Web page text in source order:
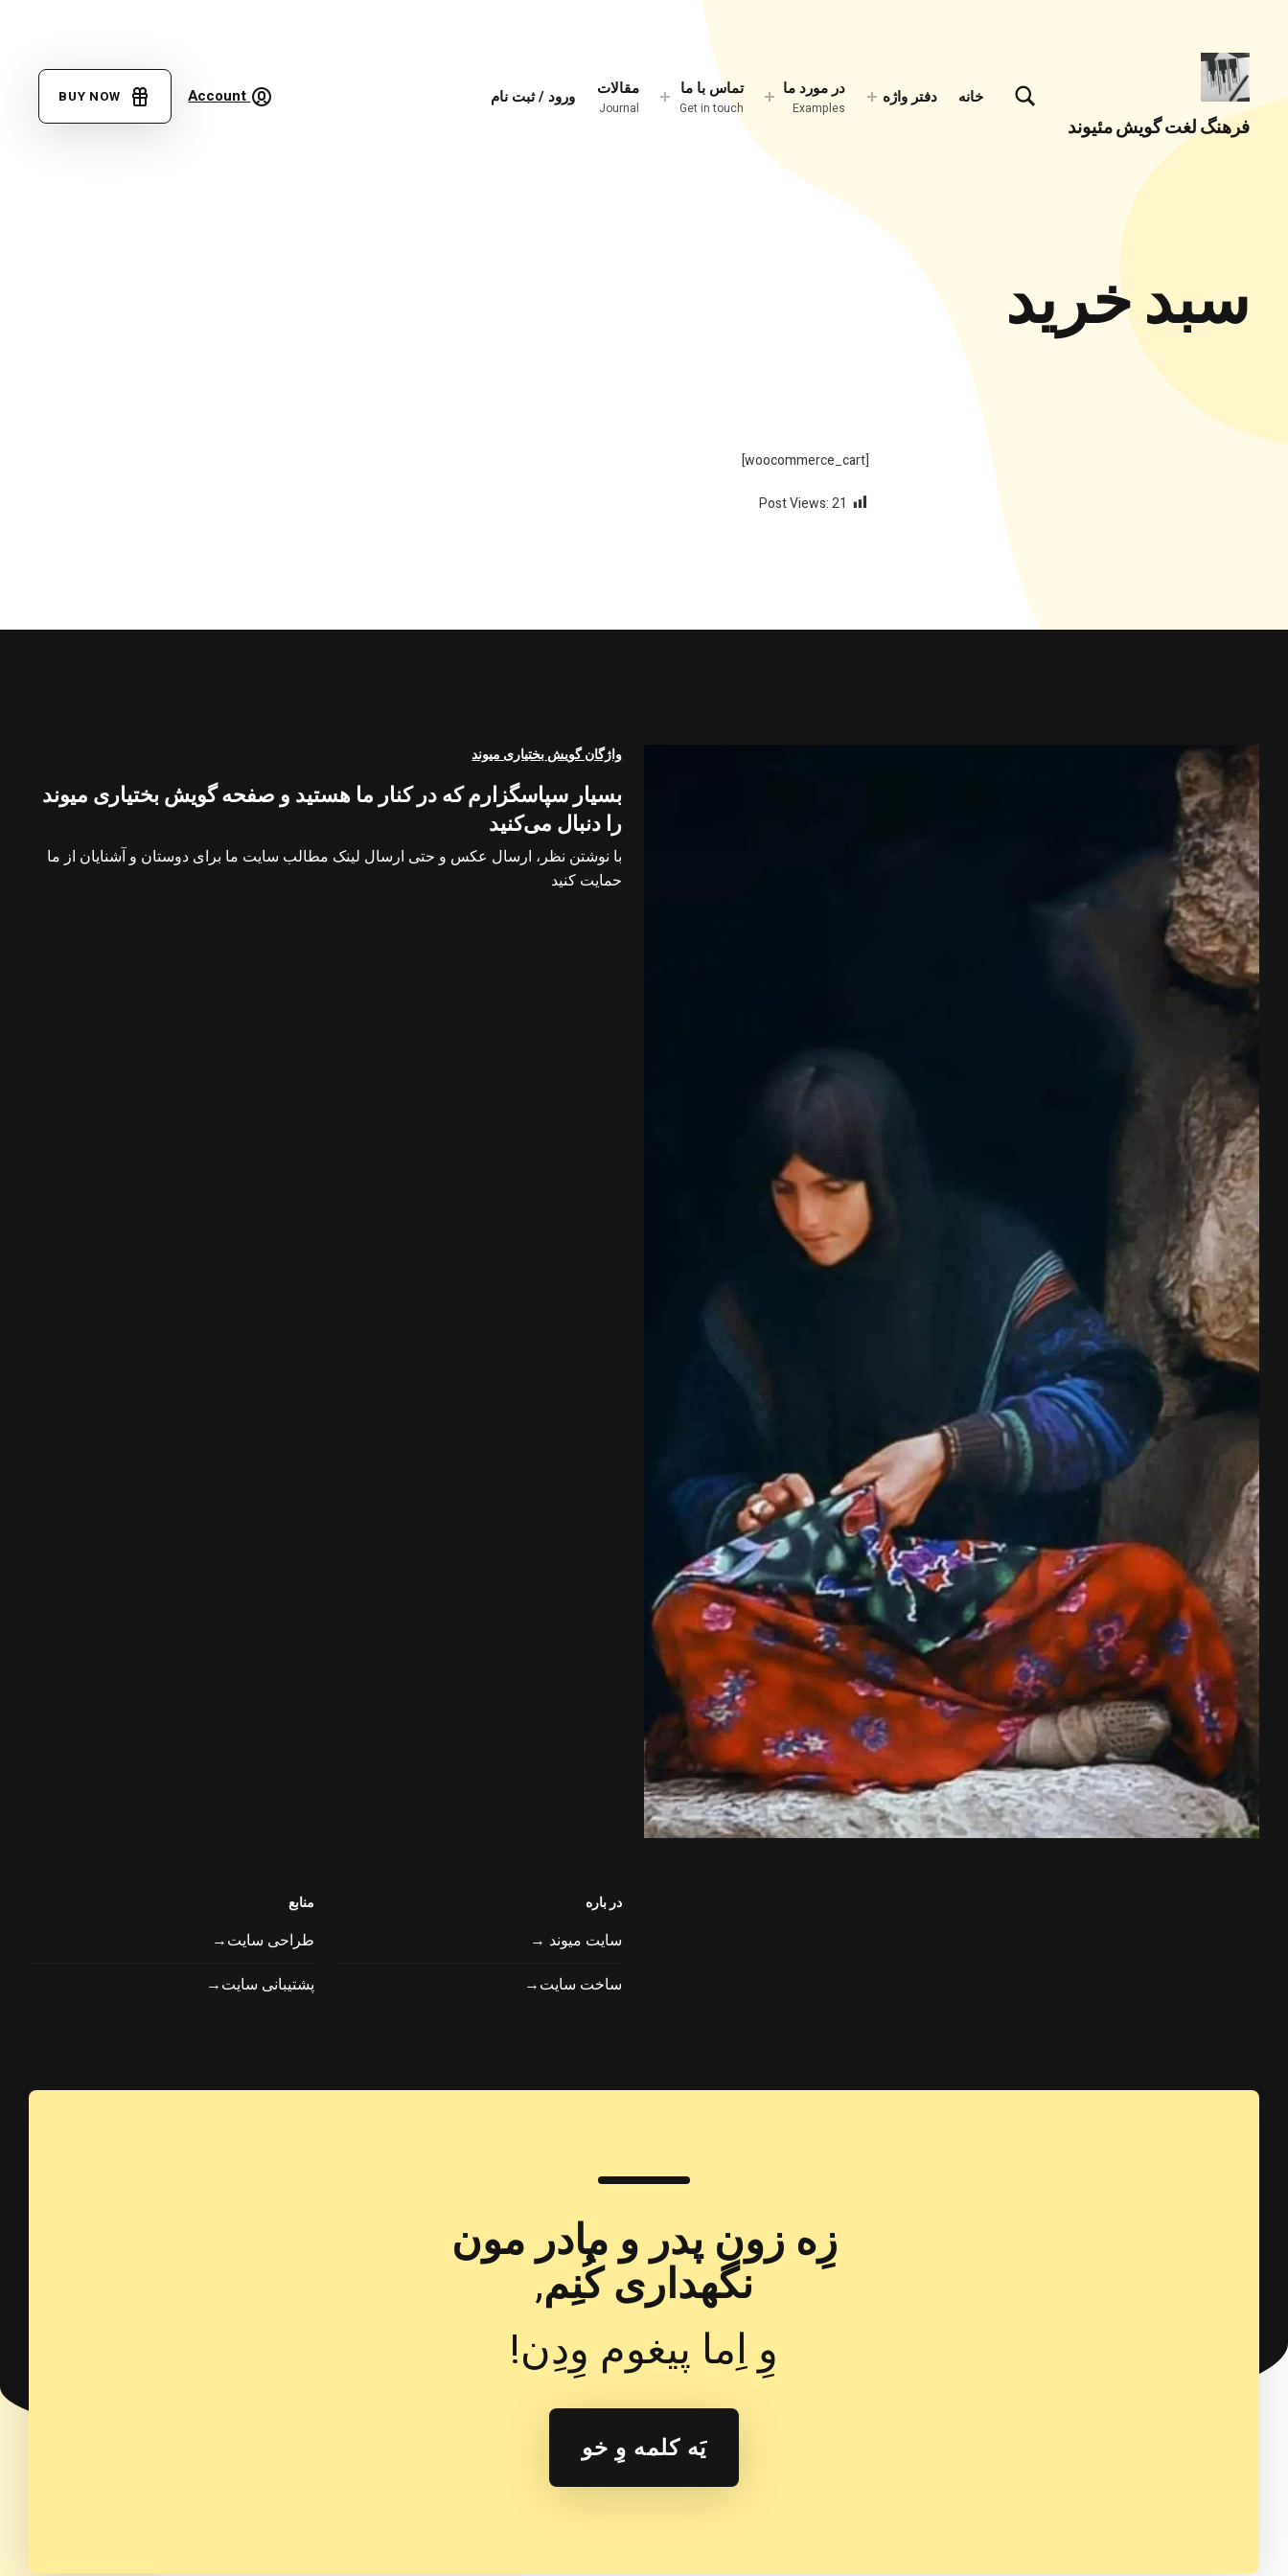
فرهنگ لغت گویش مئیوند
تغییر وضعیت جعبه مودال فرم جستجوخانه دفتر واژه در مورد ما
Examples
تماس با ما
Get in touch
مقالات
Journal
ورود / ثبت نام Account
سبد خرید
[woocommerce_cart]
Post Views:21
واژگان گویش بختیاری میوند
بسیار سپاسگزارم که در کنار ما هستید و صفحه گویش بختیاری میوند
را دنبال می‌کنید
با نوشتن نظر، ارسال عکس و حتی ارسال لینک مطالب سایت ما برای دوستان و آشنایان از ما
حمایت کنید
در باره
سایت میوند →
ساخت سایت→
منابع
طراحی سایت→
پشتیبانی سایت→
زِه زون پدر و مادر مون
نگهداری کُنِم,
وِ اِما پیغوم وِدِن!
یَه کلمه وِ خو